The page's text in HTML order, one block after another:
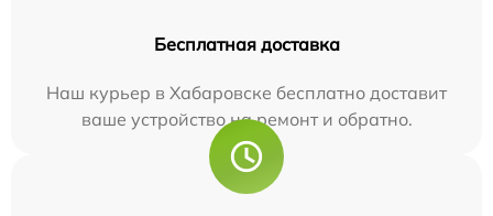
Бесплатная доставка
Наш курьер в Хабаровске бесплатно доставит
ваше устройство на ремонт и обратно.